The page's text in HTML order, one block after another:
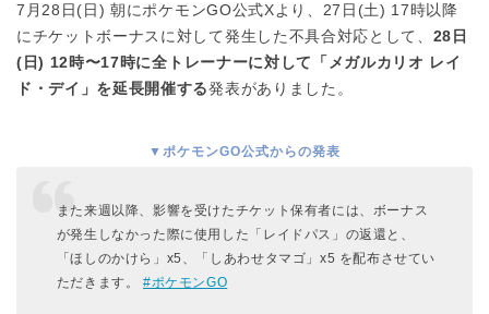
7月28日(日) 朝にポケモンGO公式Xより、27日(土) 17時以降
にチケットボーナスに対して発生した不具合対応として、 28日
(日) 12時〜17時に全トレーナーに対して「メガルカリオ レイ
ド・デイ」を延長開催する発表がありました。
▼ポケモンGO公式からの発表
また来週以降、影響を受けたチケット保有者には、ボーナス
が発生しなかった際に使用した「レイドパス」の返還と、
「ほしのかけら」x5、「しあわせタマゴ」x5 を配布させてい
ただきます。#ポケモンGO